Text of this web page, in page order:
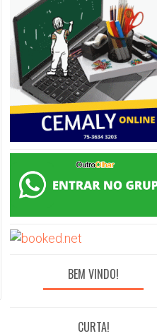
BEM VINDO!
CURTA!